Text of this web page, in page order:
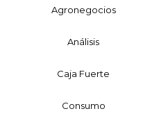
Agronegocios
Análisis
Caja Fuerte
Consumo